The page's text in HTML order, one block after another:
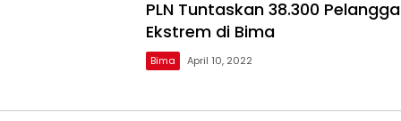
PLN Tuntaskan 38.300
Ekstrem di Bima
Bima April 10, 2022